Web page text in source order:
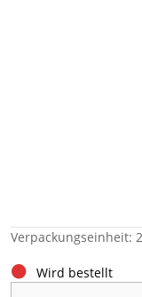
Verpackungseinheit:
Wird bestellt